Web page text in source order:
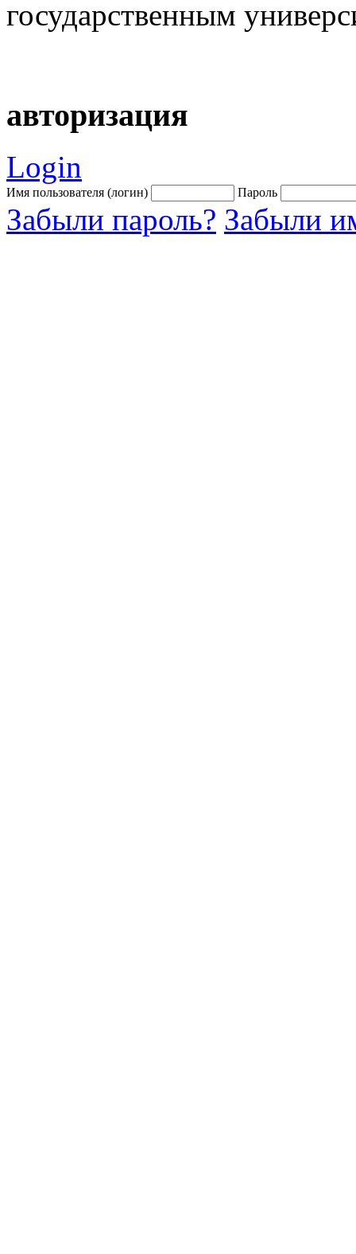
государственным
авторизация
Login
Имя пользователя (логин) Пароль
Забыли пароль? Забыли